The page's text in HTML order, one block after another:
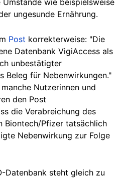
wie beispielsweise
ungesunde Ernährung.
Post korrekterweise: "Die
Datenbank VigiAccess als
unbestätigter
Beleg für Nebenwirkungen."
Nutzerinnen und
den Post
die Verabreichung des
Biontech/Pfizer tatsächlich
Nebenwirkung zur Folge
Datenbank steht gleich zu